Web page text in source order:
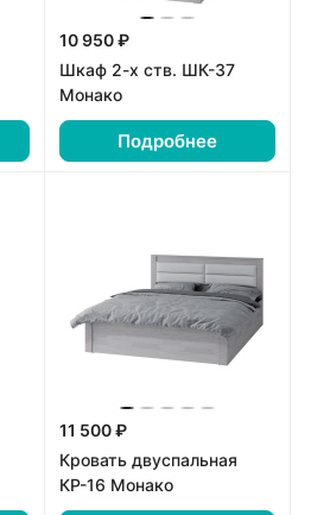
10 950 ₽
Шкаф 2-х ств. ШК-37
Монако
Подробнее
11 500 ₽
Кровать двуспальная
КР-16 Монако